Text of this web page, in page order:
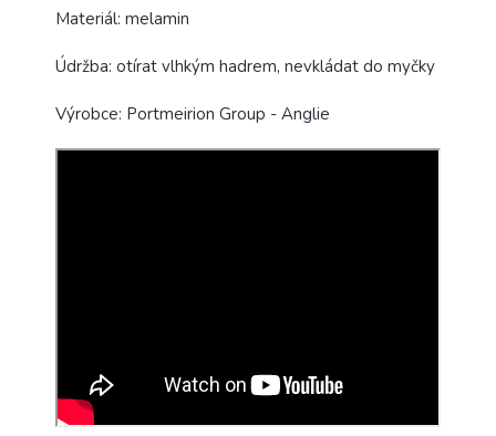
Materiál: melamin
Údržba: otírat vlhkým hadrem, nevkládat do myčky
Výrobce: Portmeirion Group - Anglie